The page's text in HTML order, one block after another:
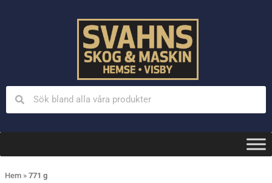
Hem » 771 g